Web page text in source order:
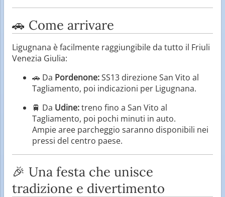
🚗 Come arrivare
Ligugnana è facilmente raggiungibile da tutto il Friuli
Venezia Giulia:
🚗 Da Pordenone:SS13 direzione San Vito al
Tagliamento, poi indicazioni per Ligugnana.
🚆 Da Udine:treno fino a San Vito al
Tagliamento, poi pochi minuti in auto.
Ampie aree parcheggio saranno disponibili nei
pressi del centro paese.
🎉 Una festa che unisce
tradizione e divertimento